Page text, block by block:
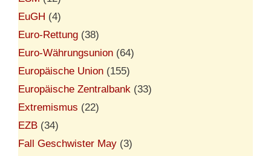
EuGH (4)
Euro-Rettung (38)
Euro-Währungsunion (64)
Europäische Union (155)
Europäische Zentralbank (33)
Extremismus (22)
EZB (34)
Fall Geschwister May (3)